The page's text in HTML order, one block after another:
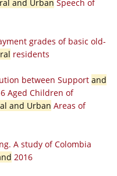
and Urban Speech of
grades of basic old-
residents
between Support and
Aged Children of
and Urban Areas of
A study of Colombia
2016